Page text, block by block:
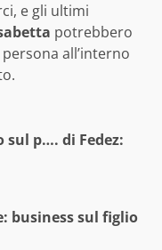
e gli ultimi
potrebbero
all’interno
sul p…. di Fedez:
business sul figlio